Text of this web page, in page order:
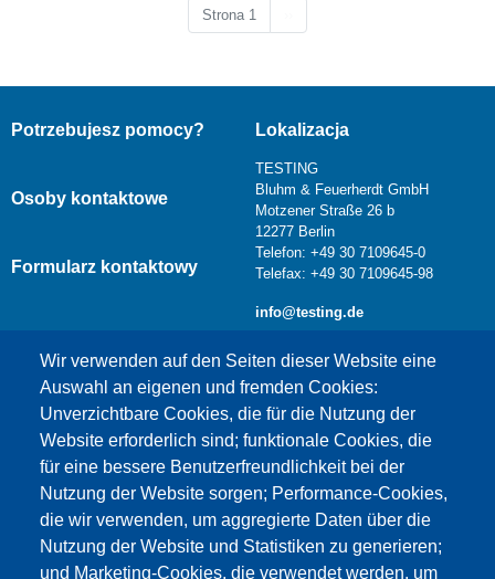
Strona 1
Wir verwenden auf den Seiten dieser Website eine
Auswahl an eigenen und fremden Cookies:
Unverzichtbare Cookies, die für die Nutzung der
Website erforderlich sind; funktionale Cookies, die
für eine bessere Benutzerfreundlichkeit bei der
Nutzung der Website sorgen; Performance-Cookies,
die wir verwenden, um aggregierte Daten über die
Nutzung der Website und Statistiken zu generieren;
und Marketing-Cookies, die verwendet werden, um
Potrzebujesz pomocy?
Osoby kontaktowe
Formularz kontaktowy
Lokalizacja
TESTING
Bluhm & Feuerherdt GmbH
Motzener Straße 26 b
12277 Berlin
Telefon: +49 30 7109645-0
Telefax: +49 30 7109645-98
info@testing.de
Dieser Inhalt ist blockiert, da die Google Maps
Cookies nicht akzeptiert wurden.